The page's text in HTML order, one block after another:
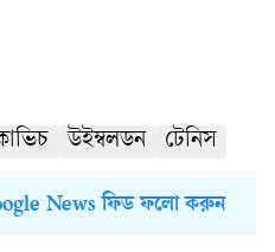
উইম্বলডন টেনিস
News ফিড ফলো করুন